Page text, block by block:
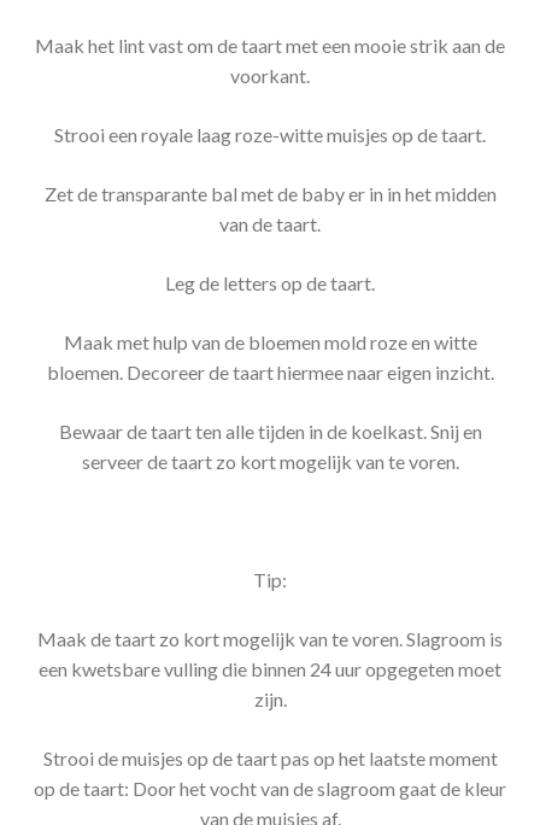
Maak het lint vast om de taart met een mooie strik aan de
voorkant.
Strooi een royale laag roze-witte muisjes op de taart.
Zet de transparante bal met de baby er in in het midden
van de taart.
Leg de letters op de taart.
Maak met hulp van de bloemen mold roze en witte
bloemen. Decoreer de taart hiermee naar eigen inzicht.
Bewaar de taart ten alle tijden in de koelkast. Snij en
serveer de taart zo kort mogelijk van te voren.
Tip:
Maak de taart zo kort mogelijk van te voren. Slagroom is
een kwetsbare vulling die binnen 24 uur opgegeten moet
zijn.
Strooi de muisjes op de taart pas op het laatste moment
op de taart: Door het vocht van de slagroom gaat de kleur
van de muisjes af.